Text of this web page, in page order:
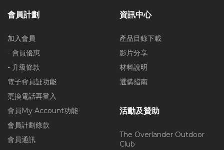
會員計劃
加入會員
- 會員優惠
- 升級條款
電子會員証功能
更換電話再登入
會員My Account功能
會員計劃條款
會員通訊
資訊中心
產品目錄下載
影片分享
材料說明
選購指南
活動及贊助
The Overlander Outdoor
Club